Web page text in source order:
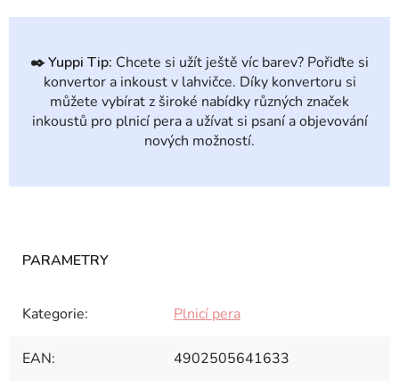
✒️Yuppi Tip: Chcete si užít ještě víc barev? Pořiďte si
konvertor a inkoust v lahvičce. Díky konvertoru si
můžete vybírat z široké nabídky různých značek
inkoustů pro plnicí pera a užívat si psaní a objevování
nových možností.
Kategorie: Plnicí pera
EAN: 4902505641633